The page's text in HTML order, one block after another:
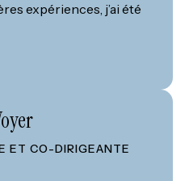
expériences, j’ai été
ET CO-DIRIGEANTE